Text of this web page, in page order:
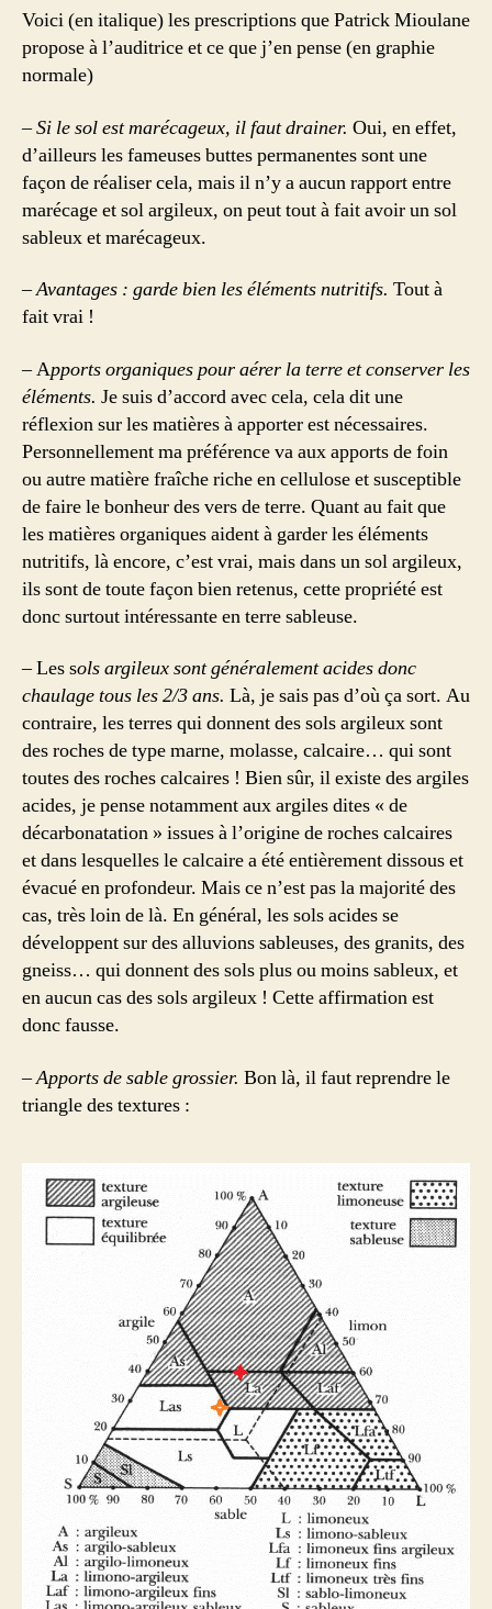
Voici (en italique) les prescriptions que Patrick Mioulane
propose à l’auditrice et ce que j’en pense (en graphie
normale)
–Si le sol est marécageux, il faut drainer. Oui, en effet,
d’ailleurs les fameuses buttes permanentes sont une
façon de réaliser cela, mais il n’y a aucun rapport entre
marécage et sol argileux, on peut tout à fait avoir un sol
sableux et marécageux.
– Avantages : garde bien les éléments nutritifs. Tout à
fait vrai !
– Apports organiques pour aérer la terre et conserver les
éléments. Je suis d’accord avec cela, cela dit une
réflexion sur les matières à apporter est nécessaires.
Personnellement ma préférence va aux apports de foin
ou autre matière fraîche riche en cellulose et susceptible
de faire le bonheur des vers de terre. Quant au fait que
les matières organiques aident à garder les éléments
nutritifs, là encore, c’est vrai, mais dans un sol argileux,
ils sont de toute façon bien retenus, cette propriété est
donc surtout intéressante en terre sableuse.
– Les sols argileux sont généralement acides donc
chaulage tous les 2/3 ans. Là, je sais pas d’où ça sort. Au
contraire, les terres qui donnent des sols argileux sont
des roches de type marne, molasse, calcaire… qui sont
toutes des roches calcaires ! Bien sûr, il existe des argiles
acides, je pense notamment aux argiles dites « de
décarbonatation » issues à l’origine de roches calcaires
et dans lesquelles le calcaire a été entièrement dissous et
évacué en profondeur. Mais ce n’est pas la majorité des
cas, très loin de là. En général, les sols acides se
développent sur des alluvions sableuses, des granits, des
gneiss… qui donnent des sols plus ou moins sableux, et
en aucun cas des sols argileux ! Cette affirmation est
donc fausse.
– Apports de sable grossier. Bon là, il faut reprendre le
triangle des textures :